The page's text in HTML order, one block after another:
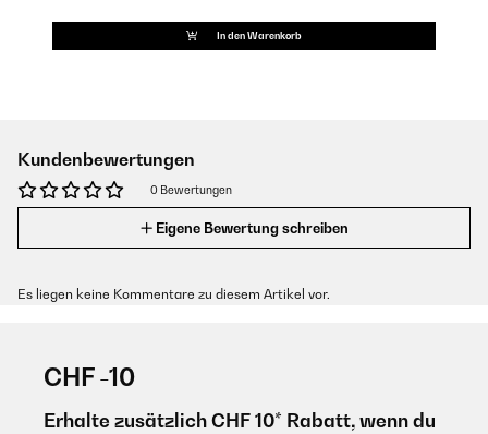
In den Warenkorb
Kundenbewertungen
0 Bewertungen
Eigene Bewertung schreiben
Es liegen keine Kommentare zu diesem Artikel vor.
CHF -10
Erhalte zusätzlich CHF 10* Rabatt, wenn du